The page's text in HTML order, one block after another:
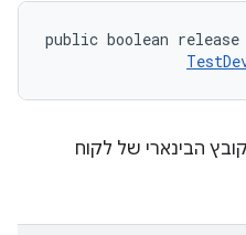
public boolean
הבינארי של לקוח